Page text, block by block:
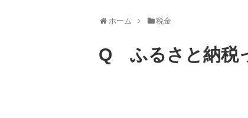
ホーム 税金
Q ふるさと納税